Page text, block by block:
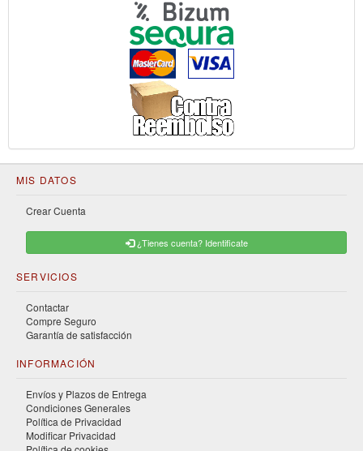
MIS DATOS
Crear Cuenta
¿Tienes cuenta? Identificate
SERVICIOS
Contactar
Compre Seguro
Garantía de satisfacción
INFORMACIÓN
Envíos y Plazos de Entrega
Condiciones Generales
Política de Privacidad
Modificar Privacidad